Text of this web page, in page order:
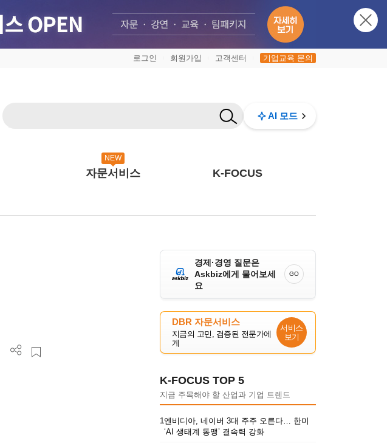
로그인 회원가입 고객센터 기업교육 문의
AI 모드
NEW
자문서비스 K-FOCUS
경제·경영 질문은
Askbiz에게 물어보세
요
GO
DBR 자문서비스
지금의 고민, 검증된 전문가에
게
서비스
보기
K-FOCUS TOP 5
지금 주목해야 할 산업과 기업 트렌드
1엔비디아, 네이버 3대 주주 오른다… 한미
‘AI 생태계 동맹’ 결속력 강화